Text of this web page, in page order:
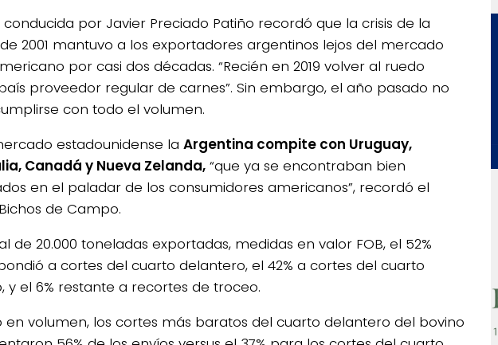
conducida por Javier Preciado Patiño recordó que la crisis de la
2001 mantuvo a los exportadores argentinos lejos del mercado
por casi dos décadas. “Recién en 2019 volver al ruedo
proveedor regular de carnes”. Sin embargo, el año pasado no
con todo el volumen.
estadounidense la Argentina compite con Uruguay,
Canadá y Nueva Zelanda, “que ya se encontraban bien
en el paladar de los consumidores americanos”, recordó el
de Campo.
de 20.000 toneladas exportadas, medidas en valor FOB, el 52%
a cortes del cuarto delantero, el 42% a cortes del cuarto
y el 6% restante a recortes de troceo.
en volumen, los cortes más baratos del cuarto delantero del bovino